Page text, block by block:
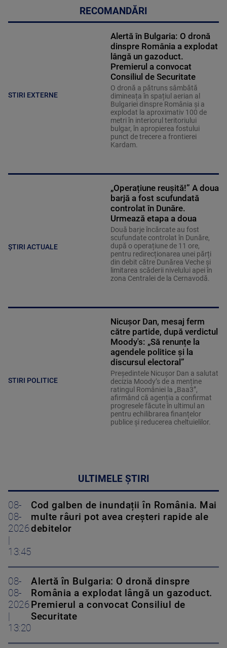
RECOMANDĂRI
STIRI EXTERNE
Alertă în Bulgaria: O dronă
dinspre România a explodat
lângă un gazoduct.
Premierul a convocat
Consiliul de Securitate
O dronă a pătruns sâmbătă
dimineața în spațiul aerian al
Bulgariei dinspre România și a
explodat la aproximativ 100 de
metri în interiorul teritoriului
bulgar, în apropierea fostului
punct de trecere a frontierei
Kardam.
ȘTIRI ACTUALE
„Operațiune reușită!” A doua
barjă a fost scufundată
controlat în Dunăre.
Urmează etapa a doua
Două barje încărcate au fost
scufundate controlat în Dunăre,
după o operațiune de 11 ore,
pentru redirecționarea unei părți
din debit către Dunărea Veche și
limitarea scăderii nivelului apei în
zona Centralei de la Cernavodă.
STIRI POLITICE
Nicușor Dan, mesaj ferm
către partide, după verdictul
Moody's: „Să renunțe la
agendele politice şi la
discursul electoral”
Președintele Nicușor Dan a salutat
decizia Moody’s de a menține
ratingul României la „Baa3”,
afirmând că agenția a confirmat
progresele făcute în ultimul an
pentru echilibrarea finanțelor
publice și reducerea cheltuielilor.
ULTIMELE ȘTIRI
08-
08-
2026
13:45
Cod galben de inundații în România. Mai
multe râuri pot avea creșteri rapide ale
debitelor
08-
08-
2026
13:20
Alertă în Bulgaria: O dronă dinspre
România a explodat lângă un gazoduct.
Premierul a convocat Consiliul de
Securitate